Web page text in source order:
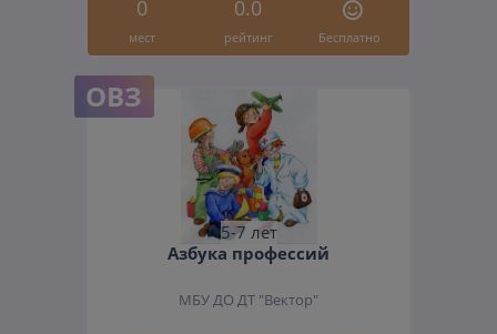
0 0.0
мест рейтинг Бесплатно
ОВЗ
5-7 лет
Азбука профессий
МБУ ДО ДТ "Вектор"